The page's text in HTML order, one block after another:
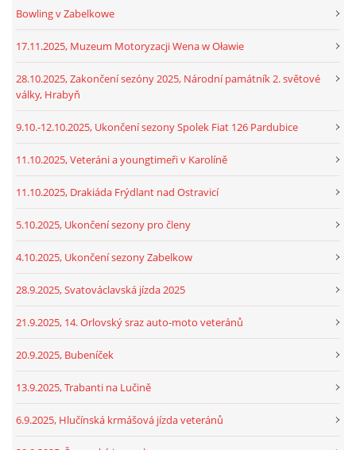
Bowling v Zabelkowe
17.11.2025, Muzeum Motoryzacji Wena w Oławie
28.10.2025, Zakončení sezóny 2025, Národní památník 2. světové
války, Hrabyň
9.10.-12.10.2025, Ukončení sezony Spolek Fiat 126 Pardubice
11.10.2025, Veteráni a youngtimeři v Karolíně
11.10.2025, Drakiáda Frýdlant nad Ostravicí
5.10.2025, Ukončení sezony pro členy
4.10.2025, Ukončení sezony Zabelkow
28.9.2025, Svatováclavská jízda 2025
21.9.2025, 14. Orlovský sraz auto-moto veteránů
20.9.2025, Bubeníček
13.9.2025, Trabanti na Lučině
6.9.2025, Hlučínská krmášová jízda veteránů